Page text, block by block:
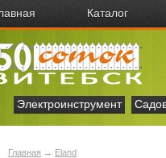
Каталог
Электроинструмент
Главная → Eland